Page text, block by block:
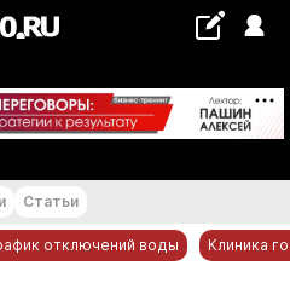
°С
Статьи
отключений воды Клиника